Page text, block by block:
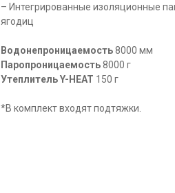
– Интегрированные изоляционные
ягодиц
Водонепроницаемость8000 мм
Паропроницаемость8000 г
Утеплитель Y-HEAT 150 г
*В комплект входят подтяжки.